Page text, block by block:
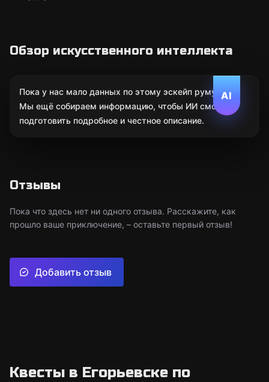
Обзор искусственного интеллекта
AI
Пока у нас мало данных по этому эскейп руму.
Мы ещё собираем информацию, чтобы ИИ смог
подготовить подробное и честное описание.
Отзывы
Пока что здесь нет ни одного отзыва. Расскажите, как
прошло ваше приключение, – оставьте первый отзыв!
Добавить отзыв
Квесты в Егорьевске по